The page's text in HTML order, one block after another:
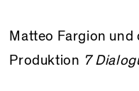
Matteo Fargion und
Produktion 7